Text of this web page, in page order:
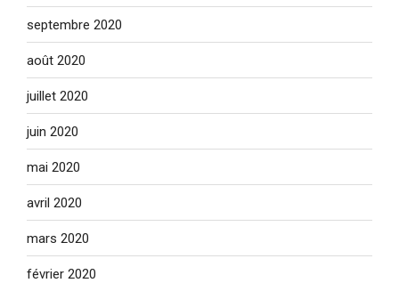
septembre 2020
août 2020
juillet 2020
juin 2020
mai 2020
avril 2020
mars 2020
février 2020